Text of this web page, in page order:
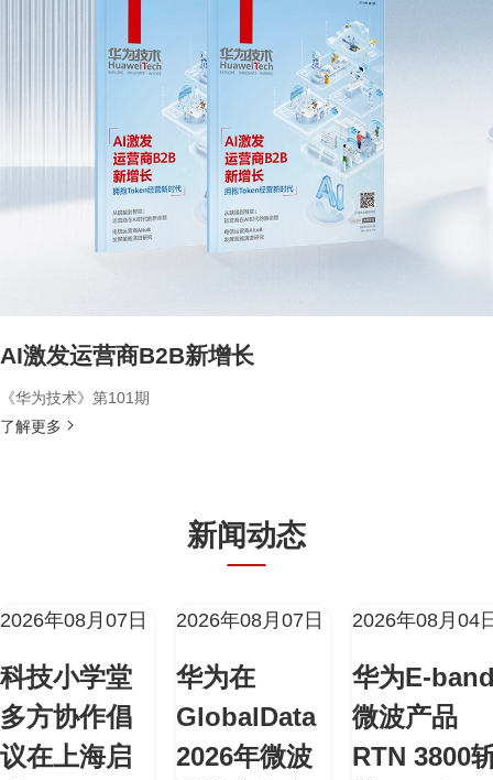
AI激发运营商B2B新增长
《华为技术》第101期
了解更多
新闻动态
2026年08月07日
科技小学堂
多方协作倡
议在上海启
2026年08月07日
华为在
GlobalData
2026年微波
2026年08月04
华为E-
微波产品
RTN 3800